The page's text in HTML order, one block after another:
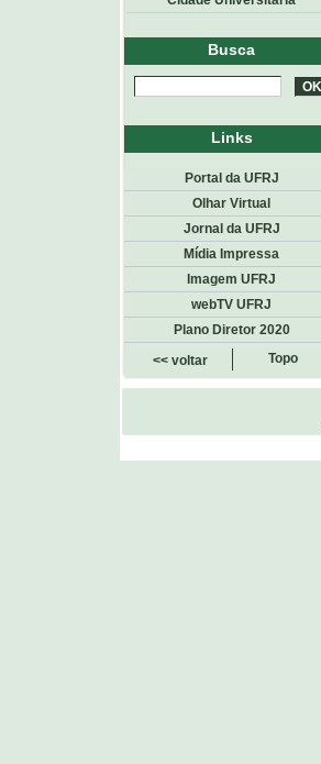
Busca
Links
Portal da UFRJ
Olhar Virtual
Jornal da UFRJ
Mídia Impressa
Imagem UFRJ
webTV UFRJ
Plano Diretor 2020
<< voltar
Topo